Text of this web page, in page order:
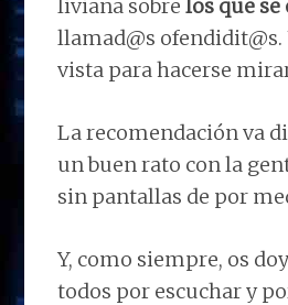
liviana sobrelos que
llamad@s
vista para hacerse
La recomendación va
un buen rato con la
sin pantallas de por
Y, como siempre, os
todos por escuchar y